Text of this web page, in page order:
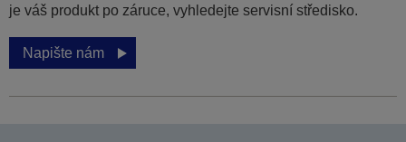
je váš produkt po záruce, vyhledejte servisní středisko.
Napište nám